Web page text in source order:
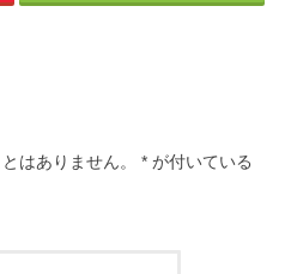
はありません。 * が付いている